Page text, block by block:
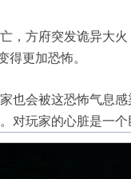
，方府突发诡异大
得更加恐怖。
也会被这恐怖气息
对玩家的心脏是一个